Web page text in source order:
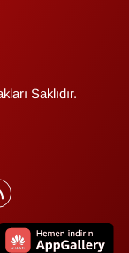
Saklıdır.